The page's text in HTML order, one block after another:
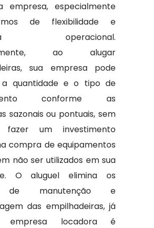
empresa, especialmente
de flexibilidade e
operacional.
ao alugar
sua empresa pode
a quantidade e o tipo de
conforme as
sazonais ou pontuais, sem
fazer um investimento
compra de equipamentos
não ser utilizados em sua
O aluguel elimina os
de manutenção e
das empilhadeiras, já
locadora é